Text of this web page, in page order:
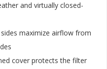
and virtually closed-
maximize airflow from
cover protects the filter